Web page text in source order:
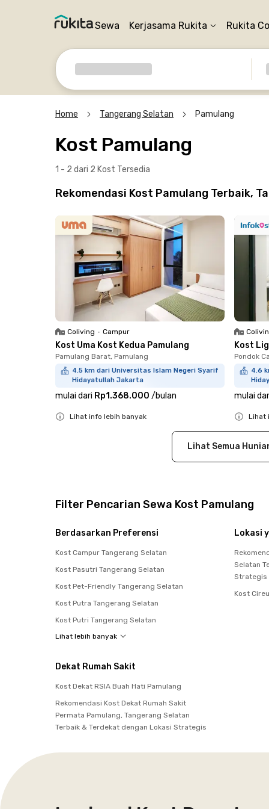
Sewa Kerjasama Rukita Rukita
Home Tangerang Selatan Pamulang
Kost Pamulang
1 - 2 dari 2 Kost Tersedia
Rekomendasi Kost Pamulang Terbaik,
Coliving • Campur
Kost Uma Kost Kedua Pamulang
Pamulang Barat, Pamulang
4.5 km dari Universitas Islam Negeri Syarif
Hidayatullah Jakarta
mulai dari Rp1.368.000 /bulan
Lihat info lebih banyak
Kost
Pondok
4.6
mulai
Close
Lihat
Lihat Semua
Filter Pencarian Sewa Kost Pamulang
Berdasarkan Preferensi
Kost Campur Tangerang Selatan
Kost Pasutri Tangerang Selatan
Kost Pet-Friendly Tangerang Selatan
Kost Putra Tangerang Selatan
Kost Putri Tangerang Selatan
Lihat lebih banyak
Lokasi
Selatan
Strategis
Kost
Dekat Rumah Sakit
Kost Dekat RSIA Buah Hati Pamulang
Rekomendasi Kost Dekat Rumah Sakit
Permata Pamulang, Tangerang Selatan
Terbaik & Terdekat dengan Lokasi Strategis